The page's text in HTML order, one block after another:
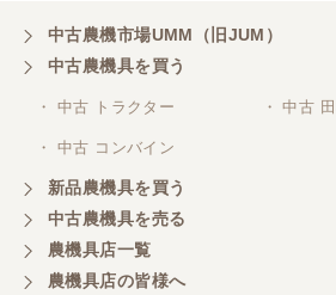
三重県／谷本勝美
こちらの、対応も、よく、大変
三重県／谷本勝美
こちらの、対応、も、よくして
中古農機市場UMM（旧JUM）
中古農機具を買う
・ 中古 トラクター ・ 中古
・ 中古 コンバイン
新品農機具を買う
中古農機具を売る
農機具店一覧
農機具店の皆様へ